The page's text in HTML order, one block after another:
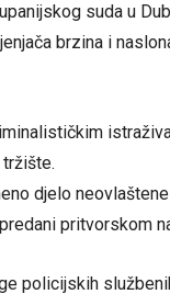
suda u
brzina i
djelo
pritvorskom
policijskih